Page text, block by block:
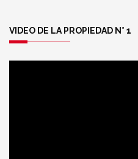
VIDEO DE LA PROPIEDAD N° 1